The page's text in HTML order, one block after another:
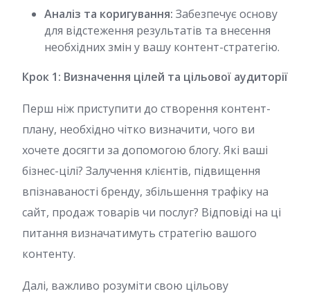
Аналіз та коригування: Забезпечує основу
для відстеження результатів та внесення
необхідних змін у вашу контент-стратегію.
Крок 1: Визначення цілей та цільової аудиторії
Перш ніж приступити до створення контент-
плану, необхідно чітко визначити, чого ви
хочете досягти за допомогою блогу. Які ваші
бізнес-цілі? Залучення клієнтів, підвищення
впізнаваності бренду, збільшення трафіку на
сайт, продаж товарів чи послуг? Відповіді на ці
питання визначатимуть стратегію вашого
контенту.
Далі, важливо розуміти свою цільову